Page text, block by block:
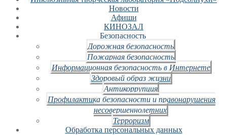
Новости
Афиши
КИНОЗАЛ
Безопасность
Дорожная безопасность
Пожарная безопасность
Информационная безопасность в Интернете
Здоровый образ жизни
Антикоррупция
Профилактика безопасности и правонарушения
несовершеннолетних
Терроризм
Обработка персональных данных